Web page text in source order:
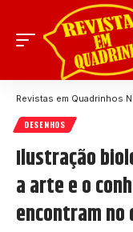
Revistas em Quadrinhos
DESENHOS
Ilustração
a arte e o
encontram no